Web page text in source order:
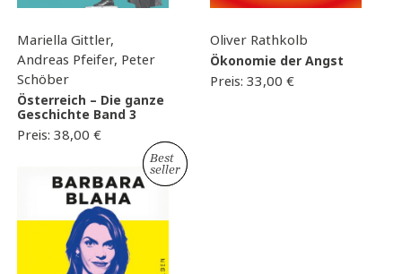
Mariella Gittler,
Andreas Pfeifer, Peter
Schöber
Österreich – Die ganze
Geschichte Band 3
Preis: 38,00 €
Oliver Rathkolb
Ökonomie der Angst
Preis: 33,00 €
Neu
Best
seller